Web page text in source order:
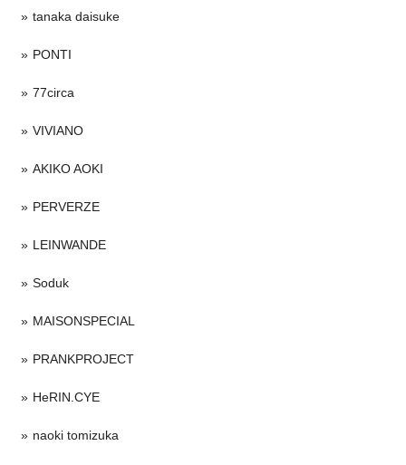
tanaka daisuke
PONTI
77circa
VIVIANO
AKIKO AOKI
PERVERZE
LEINWANDE
Soduk
MAISONSPECIAL
PRANKPROJECT
HeRIN.CYE
naoki tomizuka